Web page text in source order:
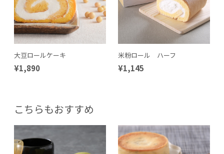
大豆ロールケーキ
¥1,890
米粉ロール ハーフ
¥1,145
こちらもおすすめ